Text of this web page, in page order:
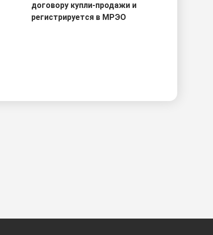
договору купли-продажи и
регистрируется в МРЭО